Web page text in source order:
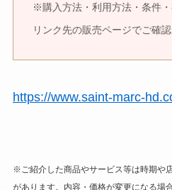
※購入方法・利用方法・条件
リンク先の販売ページでご確認
https://www.saint-marc-
※ご紹介した商品やサービス等は時期や
があります。内容・価格が変更になる場